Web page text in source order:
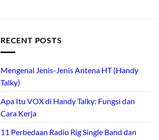
RECENT POSTS
Mengenal Jenis-Jenis Antena HT (Handy
Talky)
Apa Itu VOX di Handy Talky: Fungsi dan
Cara Kerja
11 Perbedaan Radio Rig Single Band dan